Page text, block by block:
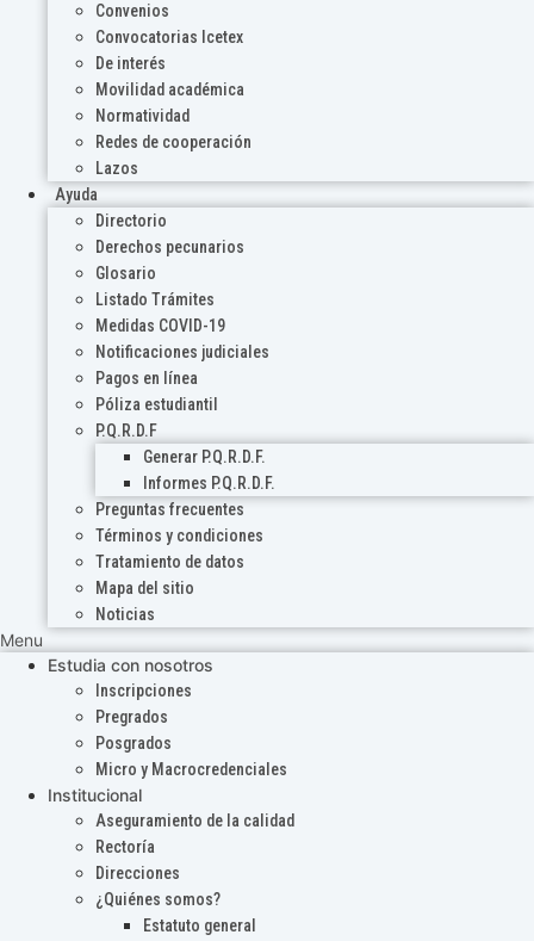
Convenios
Convocatorias Icetex
De interés
Movilidad académica
Normatividad
Redes de cooperación
Lazos
Ayuda
Directorio
Derechos pecunarios
Glosario
Listado Trámites
Medidas COVID-19
Notificaciones judiciales
Pagos en línea
Póliza estudiantil
P.Q.R.D.F
Generar P.Q.R.D.F.
Informes P.Q.R.D.F.
Preguntas frecuentes
Términos y condiciones
Tratamiento de datos
Mapa del sitio
Noticias
Menu
Estudia con nosotros
Inscripciones
Pregrados
Posgrados
Micro y Macrocredenciales
Institucional
Aseguramiento de la calidad
Rectoría
Direcciones
¿Quiénes somos?
Estatuto general